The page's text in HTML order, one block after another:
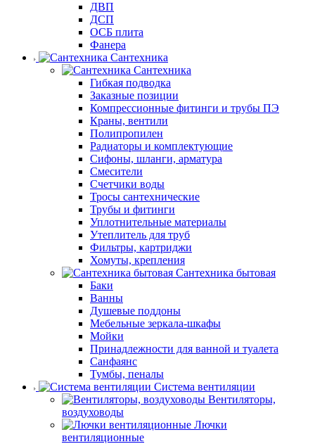
ДВП
ДСП
ОСБ плита
Фанера
Сантехника
Сантехника
Гибкая подводка
Заказные позиции
Компрессионные фитинги и трубы ПЭ
Краны, вентили
Полипропилен
Радиаторы и комплектующие
Сифоны, шланги, арматура
Смесители
Счетчики воды
Тросы сантехнические
Трубы и фитинги
Уплотнительные материалы
Утеплитель для труб
Фильтры, картриджи
Хомуты, крепления
Сантехника бытовая
Баки
Ванны
Душевые поддоны
Мебельные зеркала-шкафы
Мойки
Принадлежности для ванной и туалета
Санфаянс
Тумбы, пеналы
Система вентиляции
Вентиляторы,
воздуховоды
Лючки
вентиляционные